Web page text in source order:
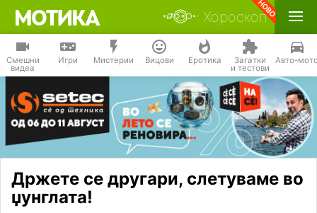
Хороскоп
Смешни
видеа
Игри Мистерии Вицови Еротика Загатки
и тестови
Авто-
Држете се другари, слетуваме во
џунглата!